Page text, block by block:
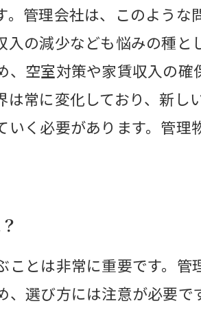
管理会社は、このよう
の減少なども悩みの種
空室対策や家賃収入の
常に変化しており、新
く必要があります。管
とは非常に重要です。
選び方には注意が必要